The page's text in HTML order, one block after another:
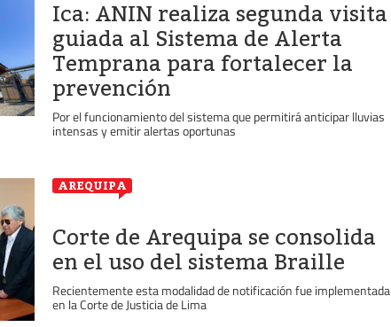
Ica: ANIN realiza segunda visita
guiada al Sistema de Alerta
Temprana para fortalecer la
prevención
Por el funcionamiento del sistema que permitirá anticipar lluvias
intensas y emitir alertas oportunas
AREQUIPA
Corte de Arequipa se consolida
en el uso del sistema Braille
Recientemente esta modalidad de notificación fue implementada
en la Corte de Justicia de Lima